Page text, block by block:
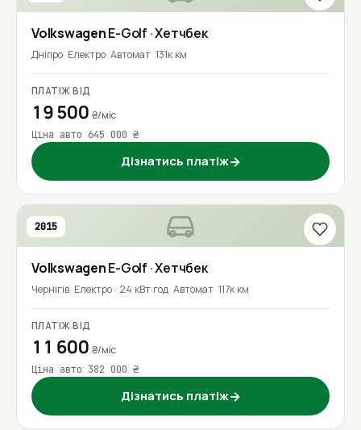
VolkswagenE-Golf · Хетчбек
Дніпро Електро Автомат 131к км
ПЛАТІЖ ВІД
19 500 ₴/міс
Ціна авто 645 000 ₴
Дізнатись платіж→
2015
VolkswagenE-Golf · Хетчбек
Чернігів Електро · 24 кВт·год Автомат 117к км
ПЛАТІЖ ВІД
11 600 ₴/міс
Ціна авто 382 000 ₴
Дізнатись платіж→